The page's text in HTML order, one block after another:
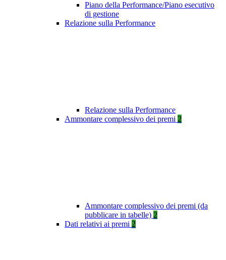
Piano della Performance/Piano esecutivo
di gestione
Relazione sulla Performance
Relazione sulla Performance
Ammontare complessivo dei premi 2
Ammontare complessivo dei premi (da
pubblicare in tabelle) 2
Dati relativi ai premi 2